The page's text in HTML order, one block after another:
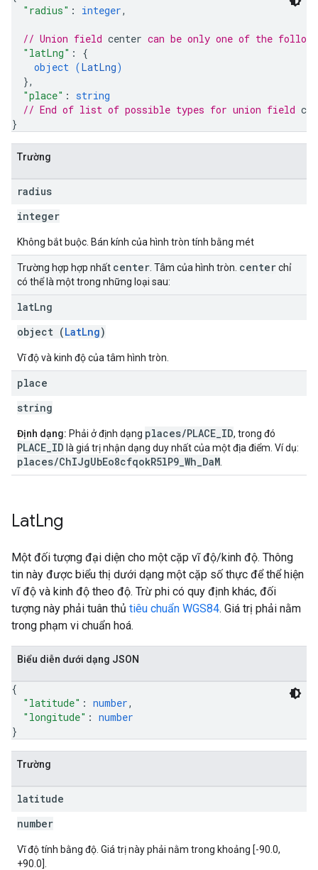
"radius" : integer,
// Union field center can be only one of the
"latLng" : {
object (LatLng)
},
"place" : string
// End of list of possible types for union field
}
Trường
radius
integer
Không bắt buộc. Bán kính của hình tròn tính bằng mét
Trường hợp hợp nhất center . Tâm của hình tròn. centerchỉ
có thể là một trong những loại sau:
latLng
object (LatLng)
Vĩ độ và kinh độ của tâm hình tròn.
place
string
Định dạng: Phải ở định dạng places/PLACE_ID, trong đó
PLACE_ID là giá trị nhận dạng duy nhất của một địa điểm. Ví dụ:
places/ChIJgUbEo8cfqokR5lP9_Wh_DaM
LatLng
Một đối tượng đại diện cho một cặp vĩ độ/kinh độ. Thông
tin này được biểu thị dưới dạng một cặp số thực để thể hiện
vĩ độ và kinh độ theo độ. Trừ phi có quy định khác, đối
tượng này phải tuân thủ tiêu chuẩn WGS84. Giá trị phải nằm
trong phạm vi chuẩn hoá.
Biểu diễn dưới dạng JSON
{
"latitude" : number,
"longitude" : number
}
Trường
latitude
number
Vĩ độ tính bằng độ. Giá trị này phải nằm trong khoảng [-90.0,
+90.0].